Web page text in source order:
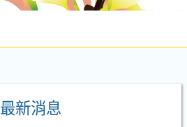
最新消息